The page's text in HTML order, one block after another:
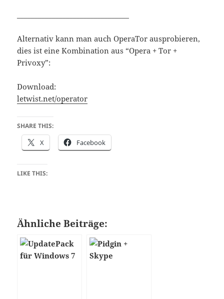
Alternativ kann man auch OperaTor ausprobieren,
dies ist eine Kombination aus “Opera + Tor +
Privoxy”:
Download:
letwist.net/operator
SHARE THIS:
X Facebook
LIKE THIS:
Ähnliche Beiträge: